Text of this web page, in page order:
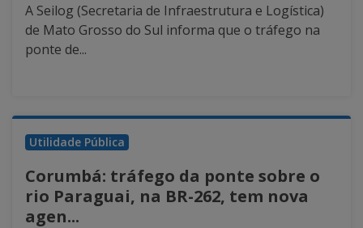
A Seilog (Secretaria de Infraestrutura e Logística)
de Mato Grosso do Sul informa que o tráfego na
ponte de...
Utilidade Pública
Corumbá: tráfego da ponte sobre o
rio Paraguai, na BR-262, tem nova
agen...